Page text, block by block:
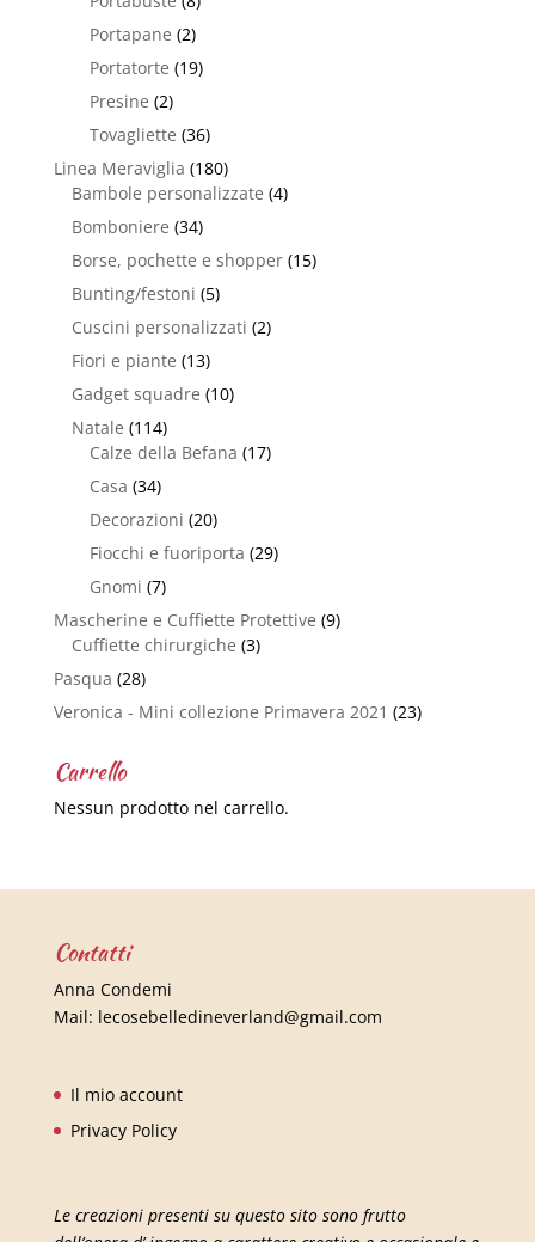
Portapane (2)
Portatorte (19)
Presine (2)
Tovagliette (36)
Linea Meraviglia (180)
Bambole personalizzate (4)
Bomboniere (34)
Borse, pochette e shopper (15)
Bunting/festoni (5)
Cuscini personalizzati (2)
Fiori e piante (13)
Gadget squadre (10)
Natale (114)
Calze della Befana (17)
Casa (34)
Decorazioni (20)
Fiocchi e fuoriporta (29)
Gnomi (7)
Mascherine e Cuffiette Protettive (9)
Cuffiette chirurgiche (3)
Pasqua (28)
Veronica - Mini collezione Primavera 2021 (23)
Carrello
Nessun prodotto nel carrello.
Contatti
Anna Condemi
Mail: lecosebelledineverland@gmail.com
Il mio account
Privacy Policy
Le creazioni presenti su questo sito sono frutto